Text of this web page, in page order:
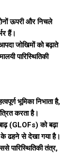
ऊपरी और निचले
हैं।
जोखिमों को बढ़ाते
पारिस्थितिकी
भूमिका निभाता है,
करता है।
(GLOFs) को बढ़ा
के ढहने से देखा गया है।
पारिस्थितिकी तंत्र,